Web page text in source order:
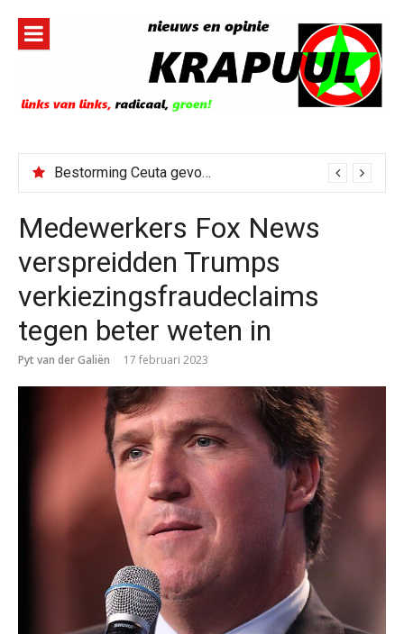
inhoud
Bestorming Ceuta gevolg van op sociale media verspreide hoax?
Medewerkers Fox News
verspreidden Trumps
verkiezingsfraudeclaims
tegen beter weten in
Pyt van der Galiën 17 februari 2023